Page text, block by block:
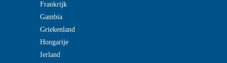
Frankrijk
Gambia
Griekenland
Hongarije
Ierland